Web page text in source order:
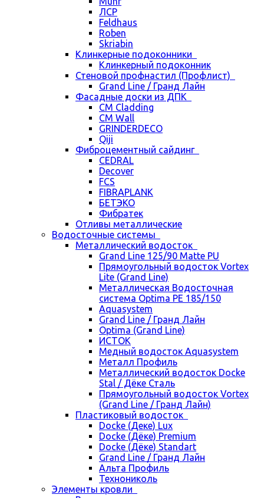
ЛСР
Feldhaus
Roben
Skriabin
Клинкерные подоконники
Клинкерный подоконник
Стеновой профнастил (Профлист)
Grand Line / Гранд Лайн
Фасадные доски из ДПК
CM Cladding
CM Wall
GRINDERDECO
Qiji
Фиброцементный сайдинг
CEDRAL
Decover
FCS
FIBRAPLANK
БЕТЭКО
Фибратек
Отливы металлические
Водосточные системы
Металлический водосток
Grand Line 125/90 Matte PU
Прямоугольный водосток Vortex
Lite (Grand Line)
Металлическая Водосточная
система Optima PE 185/150
Aquasystem
Grand Line / Гранд Лайн
Optima (Grand Line)
ИСТОК
Медный водосток Aquasystem
Металл Профиль
Металлический водосток Docke
Stal / Дёке Сталь
Прямоугольный водосток Vortex
(Grand Line / Гранд Лайн)
Пластиковый водосток
Docke (Деке) Lux
Docke (Дёке) Premium
Docke (Дёке) Standart
Grand Line / Гранд Лайн
Альта Профиль
Технониколь
Элементы кровли